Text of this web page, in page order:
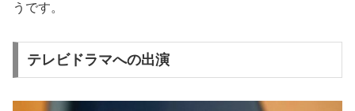
うです。
テレビドラマへの出演